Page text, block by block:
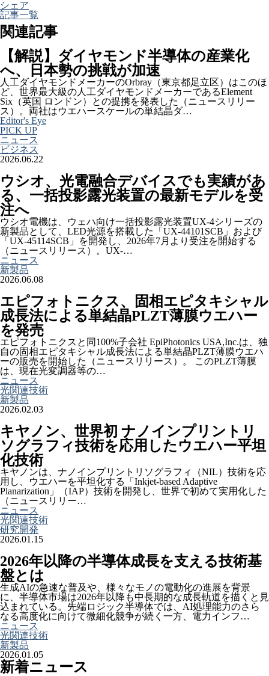
シェア
記事一覧
関連記事
【解説】ダイヤモンド半導体の産業化
へ、日本勢の挑戦が加速
人工ダイヤモンドメーカーのOrbray（東京都足立区）はこのほ
ど、世界最大級の人工ダイヤモンドメーカーであるElement
Six（英国 ロンドン）との提携を発表した（ニュースリリー
ス）。両社はウエハースケールの単結晶ダ…
Editor's Eye
PICK UP
ニュース
ビジネス
2026.06.22
ウシオ、光電融合デバイスでも実績があ
る、一括投影露光装置の最新モデルを受
注へ
ウシオ電機は、ウェハ向け一括投影露光装置UX-4シリーズの
新製品として、LED光源を搭載した「UX-44101SCB」および
「UX-45114SCB」を開発し、2026年7月より受注を開始する
（ニュースリリース）。UX-…
ニュース
新製品
2026.06.08
エピフォトニクス、固相エピタキシャル
成長法による単結晶PLZT薄膜ウエハー
を発売
エピフォトニクスと同100%子会社 EpiPhotonics USA,Inc.は、独
自の固相エピタキシャル成長法による単結晶PLZT薄膜ウエハ
ーの販売を開始した（ニュースリリース）。 このPLZT薄膜
は、現在光変調器等の…
ニュース
光関連技術
新製品
2026.02.03
キヤノン、世界初 ナノインプリントリ
ソグラフィ技術を応用したウエハー平坦
化技術
キヤノンは、ナノインプリントリソグラフィ（NIL）技術を応
用し、ウエハーを平坦化する「Inkjet-based Adaptive
Planarization」（IAP）技術を開発し、世界で初めて実用化した
（ニュースリリー…
ニュース
光関連技術
研究開発
2026.01.15
2026年以降の半導体成長を支える技術基
盤とは
生成AIの急速な普及や、様々なモノの電動化の進展を背景
に、半導体市場は2026年以降も中長期的な成長軌道を描くと見
込まれている。先端ロジック半導体では、AI処理能力のさら
なる高度化に向けて微細化競争が続く一方、電力インフ…
ニュース
光関連技術
新製品
2026.01.05
新着ニュース